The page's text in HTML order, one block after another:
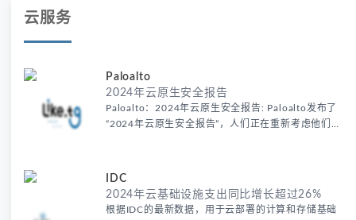
云服务
Paloalto
2024年云原生安全报告
Paloalto：2024年云原生安全报告: Paloalto发布了
“2024年云原生安全报告”，人们正在重新考虑他们的
IDC
2024年云基础设施支出同比增长超过26%
根据IDC的最新数据，用于云部署的计算和存储基础